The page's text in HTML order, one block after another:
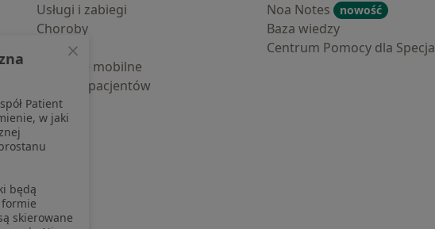
Usługi i zabiegi
Choroby
Pomoc
Aplikacje mobilne
Blog dla pacjentów
Noa Notes
nowość
Baza wiedzy
Centrum Pomocy dla
Patient
w jaki
będą
skierowane